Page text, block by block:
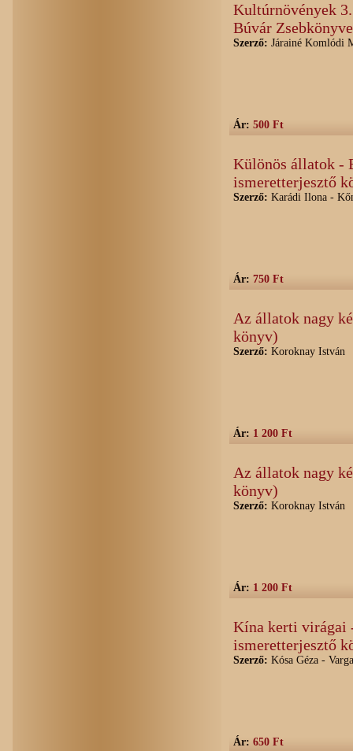
Kultúrnövények
Búvár
Szerző: Járainé Komlódi
Ár: 500 Ft
Különös állatok -
ismeretterjesztő
Szerző: Karádi Ilona -
Ár: 750 Ft
Az állatok nagy
könyv)
Szerző: Koroknay István
Ár: 1 200 Ft
Az állatok nagy
könyv)
Szerző: Koroknay István
Ár: 1 200 Ft
Kína kerti virágai
ismeretterjesztő
Szerző: Kósa Géza -
Ár: 650 Ft